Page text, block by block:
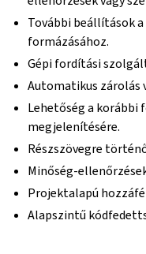
További beállítások
formázásához.
Gépi fordítási
Automatikus zárolás
Lehetőség a korábbi
megjelenítésére.
Részszövegre
Minőség-
Projektalapú
Alapszintű